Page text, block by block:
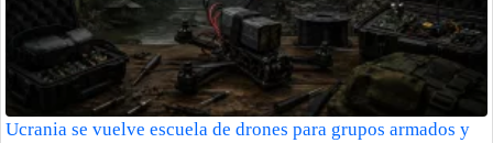
Ucrania se vuelve escuela de drones para grupos armados y